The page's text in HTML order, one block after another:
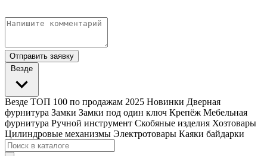
Отправить заявку
Везде
Везде ТОП 100 по продажам 2025 Новинки Дверная
фурнитура Замки Замки под один ключ Крепёж Мебельная
фурнитура Ручной инструмент Скобяные изделия Хозтовары
Цилиндровые механизмы Электротовары Каяки байдарки